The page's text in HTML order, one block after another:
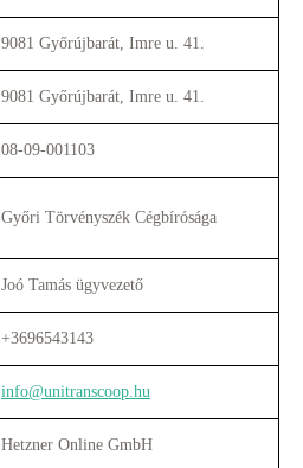
9081 Győrújbarát, Imre u. 41.
9081 Győrújbarát, Imre u. 41.
08-09-001103
Győri Törvényszék Cégbírósága
Joó Tamás ügyvezető
+3696543143
info@unitranscoop.hu
Hetzner Online GmbH